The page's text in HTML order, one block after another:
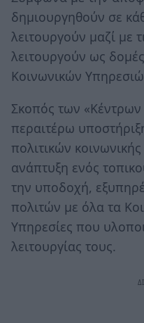
δημιουργηθούν σε
λειτουργούν μαζί με
λειτουργούν ως
Κοινωνικών
Σκοπός των «Κέντρων
περαιτέρω
πολιτικών
ανάπτυξη ενός
την υποδοχή,
πολιτών με όλα τα
Υπηρεσίες που
λειτουργίας τους.